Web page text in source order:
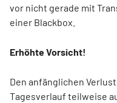
vor nicht gerade mit
einer Blackbox.
Erhöhte Vorsicht!
Den anfänglichen
Tagesverlauf teilweise